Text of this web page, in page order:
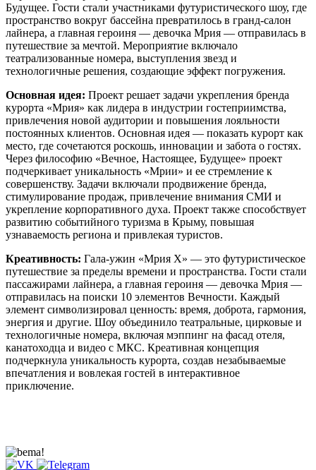
Будущее. Гости стали участниками футуристического шоу, где
пространство вокруг бассейна превратилось в гранд-салон
лайнера, а главная героиня — девочка Мрия — отправилась в
путешествие за мечтой. Мероприятие включало
театрализованные номера, выступления звезд и
технологичные решения, создающие эффект погружения.
Основная идея: Проект решает задачи укрепления бренда
курорта «Мрия» как лидера в индустрии гостеприимства,
привлечения новой аудитории и повышения лояльности
постоянных клиентов. Основная идея — показать курорт как
место, где сочетаются роскошь, инновации и забота о гостях.
Через философию «Вечное, Настоящее, Будущее» проект
подчеркивает уникальность «Мрии» и ее стремление к
совершенству. Задачи включали продвижение бренда,
стимулирование продаж, привлечение внимания СМИ и
укрепление корпоративного духа. Проект также способствует
развитию событийного туризма в Крыму, повышая
узнаваемость региона и привлекая туристов.
Креативность: Гала-ужин «Мрия X» — это футуристическое
путешествие за пределы времени и пространства. Гости стали
пассажирами лайнера, а главная героиня — девочка Мрия —
отправилась на поиски 10 элементов Вечности. Каждый
элемент символизировал ценность: время, доброта, гармония,
энергия и другие. Шоу объединило театральные, цирковые и
технологичные номера, включая мэппинг на фасад отеля,
канатоходца и видео с МКС. Креативная концепция
подчеркнула уникальность курорта, создав незабываемые
впечатления и вовлекая гостей в интерактивное
приключение.